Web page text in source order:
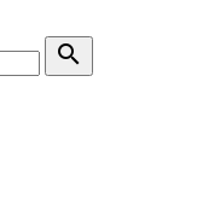
search